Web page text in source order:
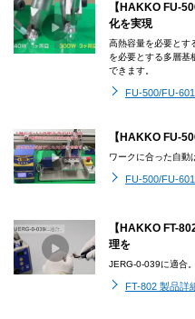
【HAKKO FU-
化を実現
高熱容量を必要とす
を必要とする多層基
できます。
FU-500/FU-
【HAKKO FU-
ワークに合った自動
FU-500/FU-
【HAKKO FT-
理を
JERG-0-039に適合
FT-802 製品詳